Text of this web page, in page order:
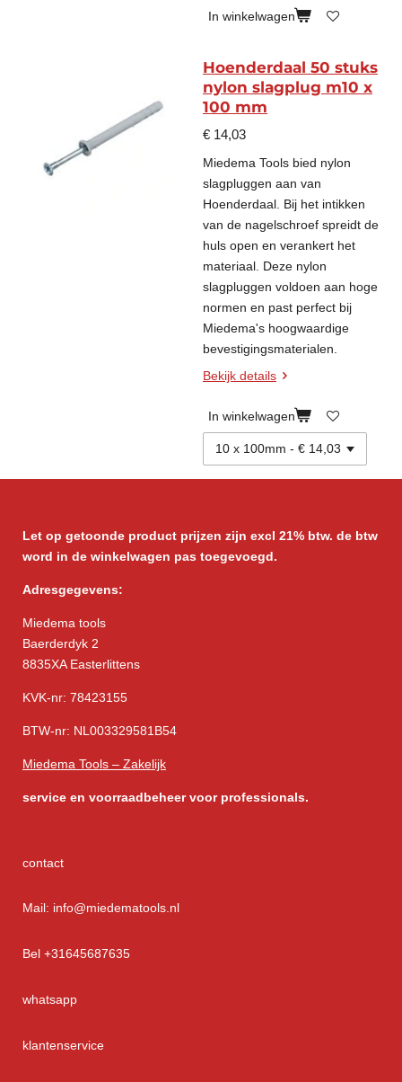
In winkelwagen
Hoenderdaal 50 stuks
nylon slagplug m10 x
100 mm
€ 14,03
Miedema Tools bied nylon
slagpluggen aan van
Hoenderdaal. Bij het intikken
van de nagelschroef spreidt de
huls open en verankert het
materiaal. Deze nylon
slagpluggen voldoen aan hoge
normen en past perfect bij
Miedema's hoogwaardige
bevestigingsmaterialen.
Bekijk details
In winkelwagen
Let op getoonde product prijzen zijn excl 21% btw. de btw
word in de winkelwagen pas toegevoegd.
Adresgegevens:
Miedema tools
Baerderdyk 2
8835XA Easterlittens
KVK-nr: 78423155
BTW-nr: NL003329581B54
Miedema Tools – Zakelijk
service en voorraadbeheer voor professionals.
contact
Mail: info@miedematools.nl
Bel +31645687635
whatsapp
klantenservice